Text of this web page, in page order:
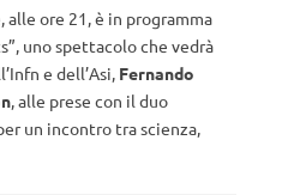
alle ore 21, è in programma
uno spettacolo che vedrà
e dell’Asi, Fernando
, alle prese con il duo
un incontro tra scienza,